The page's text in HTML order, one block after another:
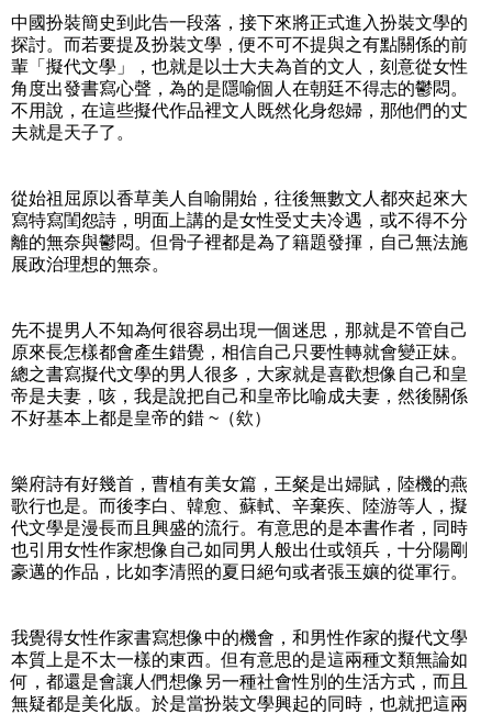
中國扮裝簡史到此告一段落，接下來將正式進入扮裝文學的
探討。而若要提及扮裝文學，便不可不提與之有點關係的前
輩「擬代文學」，也就是以士大夫為首的文人，刻意從女性
角度出發書寫心聲，為的是隱喻個人在朝廷不得志的鬱悶。
不用說，在這些擬代作品裡文人既然化身怨婦，那他們的丈
夫就是天子了。
從始祖屈原以香草美人自喻開始，往後無數文人都夾起來大
寫特寫閨怨詩，明面上講的是女性受丈夫冷遇，或不得不分
離的無奈與鬱悶。但骨子裡都是為了籍題發揮，自己無法施
展政治理想的無奈。
先不提男人不知為何很容易出現一個迷思，那就是不管自己
原來長怎樣都會產生錯覺，相信自己只要性轉就會變正妹。
總之書寫擬代文學的男人很多，大家就是喜歡想像自己和皇
帝是夫妻，咳，我是說把自己和皇帝比喻成夫妻，然後關係
不好基本上都是皇帝的錯 ~（欸）
樂府詩有好幾首，曹植有美女篇，王粲是出婦賦，陸機的燕
歌行也是。而後李白、韓愈、蘇軾、辛棄疾、陸游等人，擬
代文學是漫長而且興盛的流行。有意思的是本書作者，同時
也引用女性作家想像自己如同男人般出仕或領兵，十分陽剛
豪邁的作品，比如李清照的夏日絕句或者張玉孃的從軍行。
我覺得女性作家書寫想像中的機會，和男性作家的擬代文學
本質上是不太一樣的東西。但有意思的是這兩種文類無論如
何，都還是會讓人們想像另一種社會性別的生活方式，而且
無疑都是美化版。於是當扮裝文學興起的同時，也就把這兩